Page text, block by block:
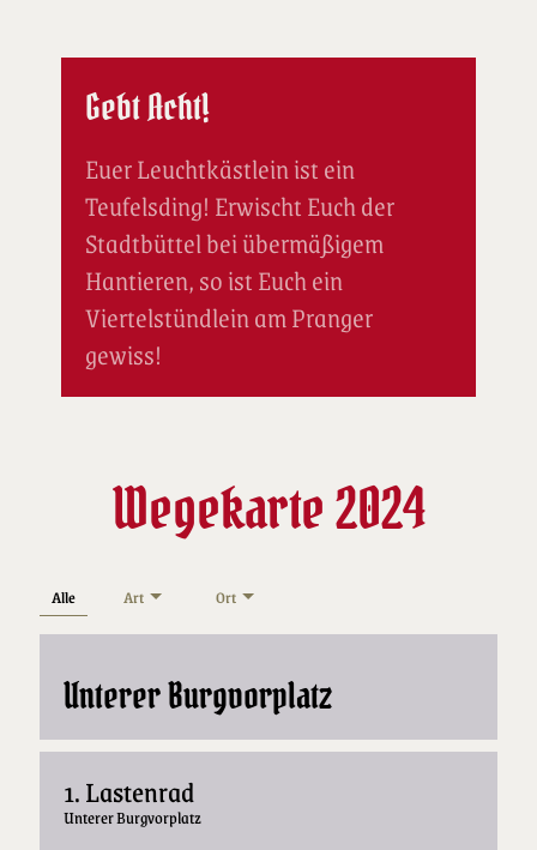
Gebt Acht!
Euer Leuchtkästlein ist ein
Teufelsding! Erwischt Euch der
Stadtbüttel bei übermäßigem
Hantieren, so ist Euch ein
Viertelstündlein am Pranger
gewiss!
Wegekarte 2024
Alle Art Ort
Unterer Burgvorplatz
1. Lastenrad
Unterer Burgvorplatz